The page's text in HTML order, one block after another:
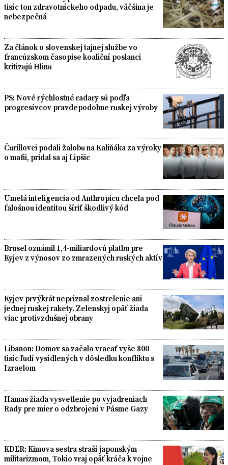
tisíc ton zdravotníckeho odpadu, väčšina je
nebezpečná
Za článok o slovenskej tajnej službe vo
francúzskom časopise koaliční poslanci
kritizujú Hlinu
PS: Nové rýchlostné radary sú podľa
progresívcov pravdepodobne ruskej výroby
Čurillovci podali žalobu na Kaliňáka za výroky
o mafii, pridal sa aj Lipšic
Umelá inteligencia od Anthropicu chcela pod
falošnou identitou šíriť škodlivý kód
Brusel oznámil 1,4-miliardovú platbu pre
Kyjev z výnosov zo zmrazených ruských aktív
Kyjev prvýkrát nepriznal zostrelenie ani
jednej ruskej rakety. Zelenskyj opäť žiada
viac protivzdušnej obrany
Libanon: Domov sa začalo vracať vyše 800-
tisíc ľudí vysídlených v dôsledku konfliktu s
Izraelom
Hamas žiada vysvetlenie po vyjadreniach
Rady pre mier o odzbrojení v Pásme Gazy
KDĽR: Kimova sestra straší japonským
militarizmom, Tokio vraj opäť kráča k vojne